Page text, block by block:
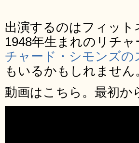
出演するのはフィッ
1948年生まれのリチ
チャード・シモンズの
もいるかもしれません
動画はこちら。最初